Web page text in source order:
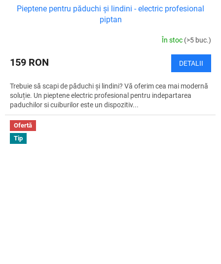
Pieptene pentru păduchi și lindini - electric profesional
piptan
În stoc (>5 buc.)
159 RON DETALII
Trebuie să scapi de păduchi și lindini? Vă oferim cea mai modernă
soluție. Un pieptene electric profesional pentru indepartarea
paduchilor si cuiburilor este un dispozitiv...
Ofertă
Tip